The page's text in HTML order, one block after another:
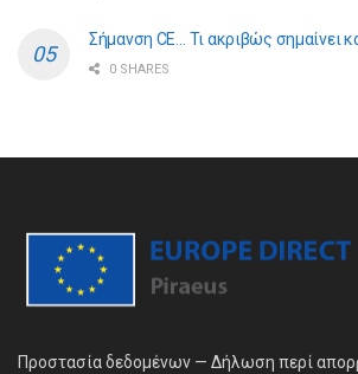
Σήμανση CE… Τι ακριβώς σημαίνει
0 SHARES
Προστασία δεδομένων — Δήλωση περί